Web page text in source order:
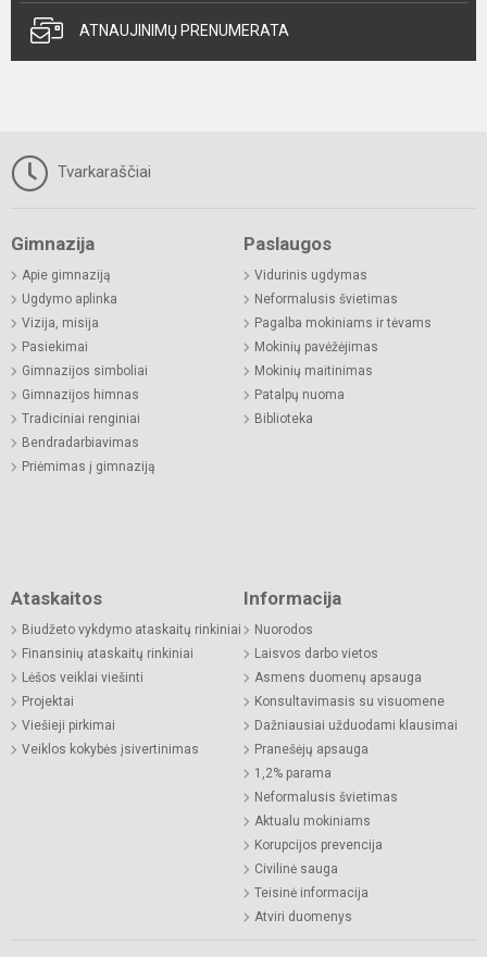
ATNAUJINIMŲ PRENUMERATA
Tvarkaraščiai
Gimnazija
Apie gimnaziją
Ugdymo aplinka
Vizija, misija
Pasiekimai
Gimnazijos simboliai
Gimnazijos himnas
Tradiciniai renginiai
Bendradarbiavimas
Priėmimas į gimnaziją
Paslaugos
Vidurinis ugdymas
Neformalusis švietimas
Pagalba mokiniams ir tėvams
Mokinių pavėžėjimas
Mokinių maitinimas
Patalpų nuoma
Biblioteka
Ataskaitos
Biudžeto vykdymo ataskaitų rinkiniai
Finansinių ataskaitų rinkiniai
Lėšos veiklai viešinti
Projektai
Viešieji pirkimai
Veiklos kokybės įsivertinimas
Informacija
Nuorodos
Laisvos darbo vietos
Asmens duomenų apsauga
Konsultavimasis su visuomene
Dažniausiai užduodami klausimai
Pranešėjų apsauga
1,2% parama
Neformalusis švietimas
Aktualu mokiniams
Korupcijos prevencija
Civilinė sauga
Teisinė informacija
Atviri duomenys